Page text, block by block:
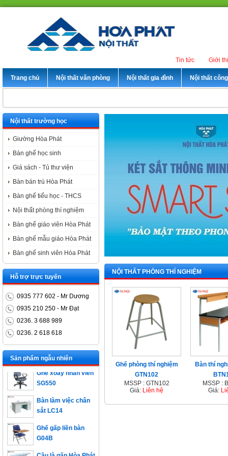
Giới
Tin tức
Trang chủ Nội thất văn phòng Nội thất gia đình Nội thất
NỘI THẤT PHÒNG THÍ NGHIỆM
Ghế phòng thí nghiệm
GTN102
MSSP : GTN102
Giá: Liên hệ
Bàn thí
MSSP :
Giá:
Nội thất trường học
Giường Hòa Phát
Bàn ghế học sinh
Giá sách - Tủ thư viện
Bàn bán trú Hòa Phát
Bàn ghế tiểu học - THCS
Nội thất phòng thí nghiệm
Bàn ghế giáo viên Hòa Phát
Bàn ghế mẫu giáo Hòa Phát
Bàn ghế sinh viên Hòa Phát
Hỗ trợ trực tuyến
0935 777 602 - Mr Dương
0935 210 250 - Mr Đạt
0236. 3 688 989
0236. 2 618 618
Sản phẩm ngẫu nhiên
ET1400D
Ghế xoay nhân viên
Bàn làm việc chân
sắt LC14
Ghế gấp liền bàn
G04B
Cầu là gấp Hòa Phát